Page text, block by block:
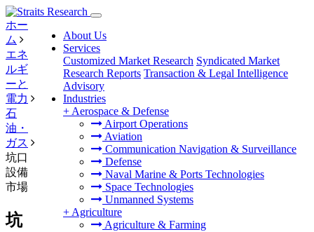
About Us
Services
Customized Market Research Syndicated Market
Research Reports Transaction & Legal Intelligence
Advisory
Industries
+ Aerospace & Defense
Airport Operations
Aviation
Communication Navigation & Surveillance
Defense
Naval Marine & Ports Technologies
Space Technologies
Unmanned Systems
+ Agriculture
Agriculture & Farming
ホー
ム
エネ
ルギ
ーと
電力
石
油・
ガス
坑口
設備
市場
坑